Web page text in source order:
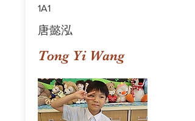
1A1
唐懿泓
Tong Yi Wang